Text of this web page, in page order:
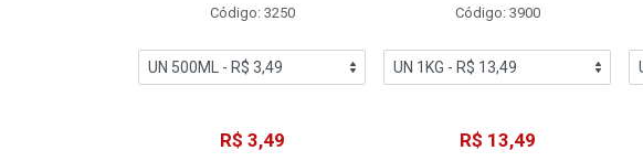
Código: 3250
R$ 3,49
Código: 3900
R$ 13,49